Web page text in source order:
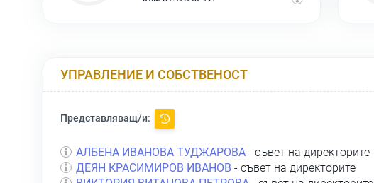
УПРАВЛЕНИЕ И СОБСТВЕНОСТ
Представляващ/и:
АЛБЕНА ИВАНОВА ТУДЖАРОВА - съвет на директорите
ДЕЯН КРАСИМИРОВ ИВАНОВ - съвет на директорите